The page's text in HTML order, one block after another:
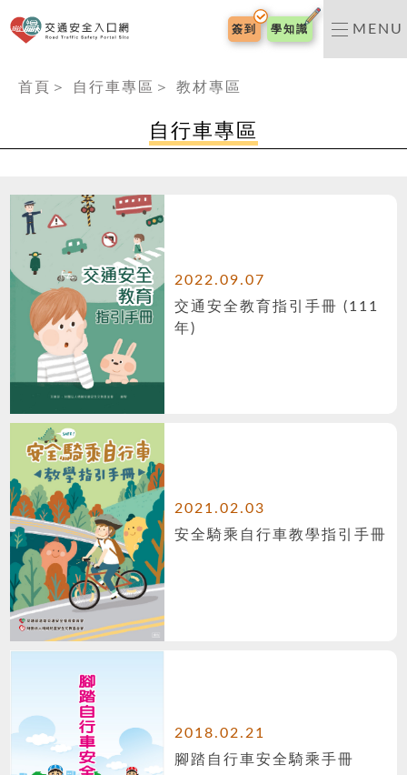
交通安全入口網
簽到 學知識 MENU
首頁 ＞ 自行車專區 ＞ 教材專區
自行車專區
2022.09.07
交通安全教育指引手冊 (111
年)
2021.02.03
安全騎乘自行車教學指引手冊
2018.02.21
腳踏自行車安全騎乘手冊